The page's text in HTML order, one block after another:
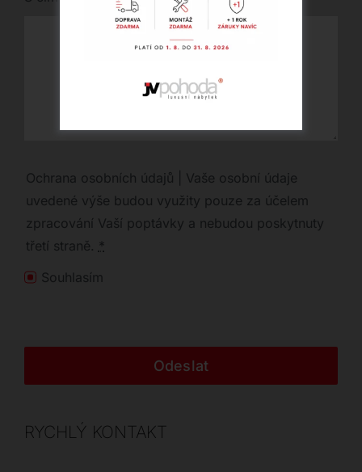
Ochrana osobních údajů | Vaše osobní údaje
uvedené výše budou využity pouze za účelem
zpracování Vaší poptávky a nebudou poskytnuty
třetí straně. *
Souhlasím
Odeslat
RYCHLÝ KONTAKT